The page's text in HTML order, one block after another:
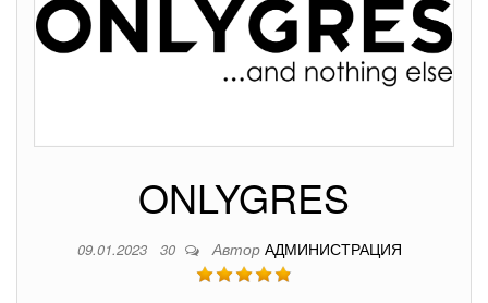
ONLYGRES
09.01.2023 30 Автор АДМИНИСТРАЦИЯ